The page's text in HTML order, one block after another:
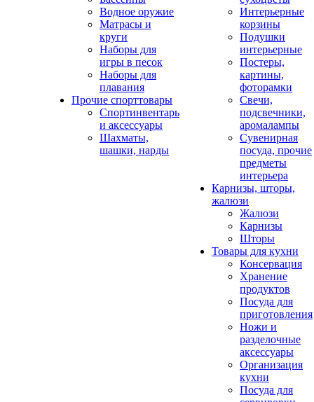
Водное оружие
Матрасы и
круги
Наборы для
игры в песок
Наборы для
плавания
Прочие спорттовары
Спортинвентарь
и аксессуары
Шахматы,
шашки, нарды
Интерьерные
корзины
Подушки
интерьерные
Постеры,
картины,
фоторамки
Свечи,
подсвечники,
аромалампы
Сувенирная
посуда, прочие
предметы
интерьера
Карнизы, шторы,
жалюзи
Жалюзи
Карнизы
Шторы
Товары для кухни
Консервация
Хранение
продуктов
Посуда для
приготовления
Ножи и
разделочные
аксессуары
Организация
кухни
Посуда для